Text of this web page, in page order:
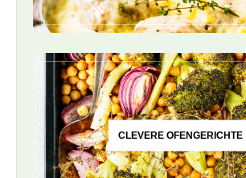
CLEVERE OFENGERICHTE